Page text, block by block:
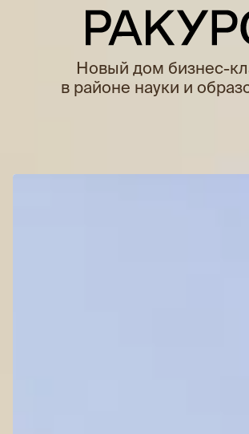
Новый дом бизнес-
в районе науки и